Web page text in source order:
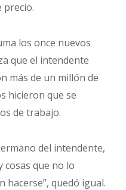
precio.
los once nuevos
que el intendente
más de un millón de
hicieron que se
de trabajo.
del intendente,
cosas que no lo
hacerse”, quedó igual.